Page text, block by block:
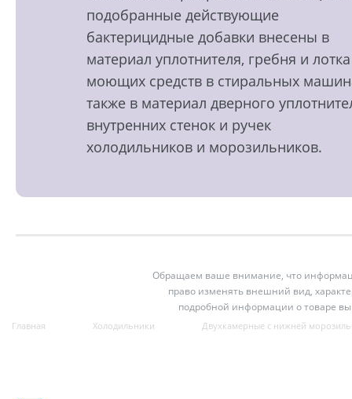
подобранные действующие
бактерицидные добавки внесены в
материал уплотнителя, гребня и
моющих средств в стиральных
также в материал дверного
внутренних стенок и ручек
холодильников и морозильников.
Обращаем ваше внимание, что
право изменять внешний вид,
подробной информации о товаре
Главная Холодильники Двухкамерные с нижней